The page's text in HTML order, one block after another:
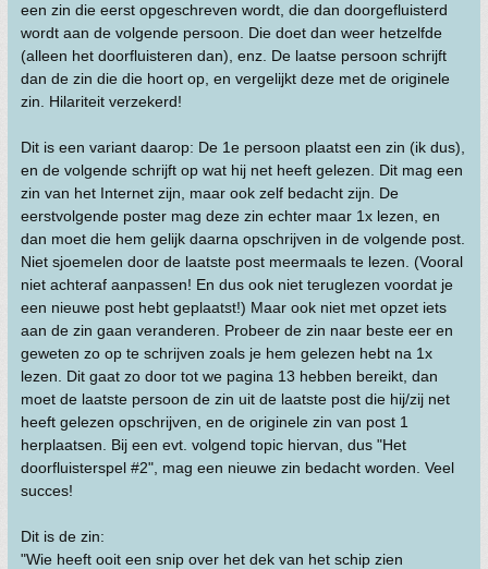
een zin die eerst opgeschreven wordt, die dan doorgefluisterd
wordt aan de volgende persoon. Die doet dan weer hetzelfde
(alleen het doorfluisteren dan), enz. De laatse persoon schrijft
dan de zin die die hoort op, en vergelijkt deze met de originele
zin. Hilariteit verzekerd!
Dit is een variant daarop: De 1e persoon plaatst een zin (ik dus),
en de volgende schrijft op wat hij net heeft gelezen. Dit mag een
zin van het Internet zijn, maar ook zelf bedacht zijn. De
eerstvolgende poster mag deze zin echter maar 1x lezen, en
dan moet die hem gelijk daarna opschrijven in de volgende post.
Niet sjoemelen door de laatste post meermaals te lezen. (Vooral
niet achteraf aanpassen! En dus ook niet teruglezen voordat je
een nieuwe post hebt geplaatst!) Maar ook niet met opzet iets
aan de zin gaan veranderen. Probeer de zin naar beste eer en
geweten zo op te schrijven zoals je hem gelezen hebt na 1x
lezen. Dit gaat zo door tot we pagina 13 hebben bereikt, dan
moet de laatste persoon de zin uit de laatste post die hij/zij net
heeft gelezen opschrijven, en de originele zin van post 1
herplaatsen. Bij een evt. volgend topic hiervan, dus "Het
doorfluisterspel #2", mag een nieuwe zin bedacht worden. Veel
succes!
Dit is de zin:
"Wie heeft ooit een snip over het dek van het schip zien